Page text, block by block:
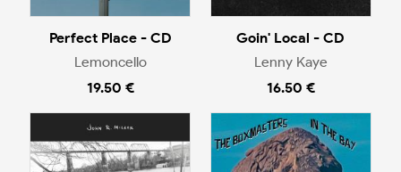
Perfect Place - CD
Lemoncello
19.50 €
Goin' Local - CD
Lenny Kaye
16.50 €